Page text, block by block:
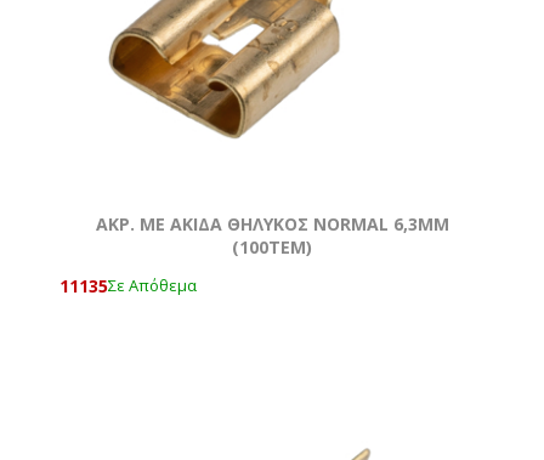
AKΡ. ΜΕ ΑΚΙΔΑ ΘΗΛΥΚΟΣ NORMAL 6,3ΜΜ
(100ΤΕΜ)
11135Σε Απόθεμα